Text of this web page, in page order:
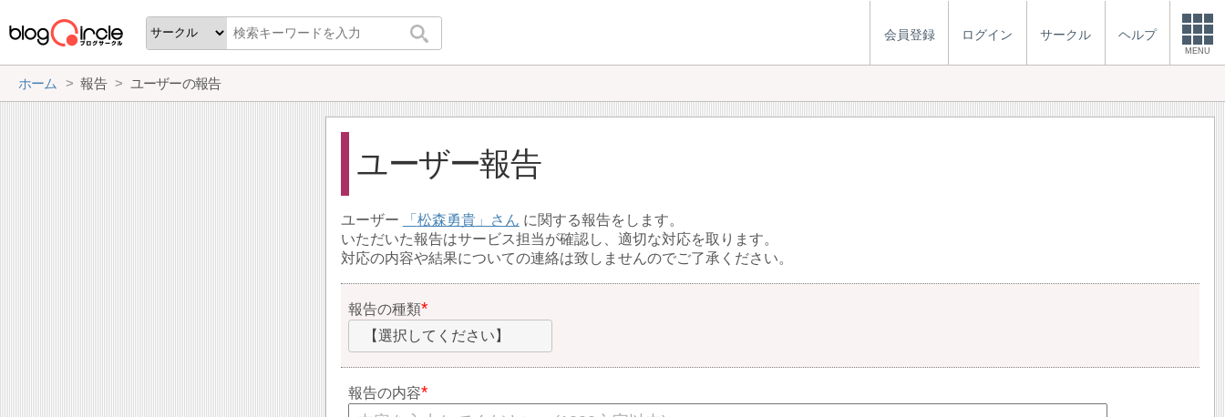
会員登録 ログイン サークル ヘルプ
MENU
ホーム 報告 ユーザーの報告
ユーザー報告
ユーザー 松森勇貴
に関する報告をします。
いただいた報告はサービス担当が確認し、適切な対応を取ります。
対応の内容や結果についての連絡は致しませんのでご了承ください。
報告の種類
【選択してください】
報告の内容